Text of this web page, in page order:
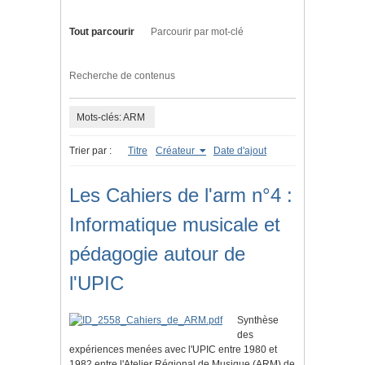
Tout parcourir Parcourir par mot-clé
Recherche de contenus
Mots-clés: ARM
Trier par : Titre Créateur Date d'ajout
Les Cahiers de l'arm n°4 :
Informatique musicale et
pédagogie autour de
l'UPIC
Synthèse
des
expériences menées avec l'UPIC entre 1980 et